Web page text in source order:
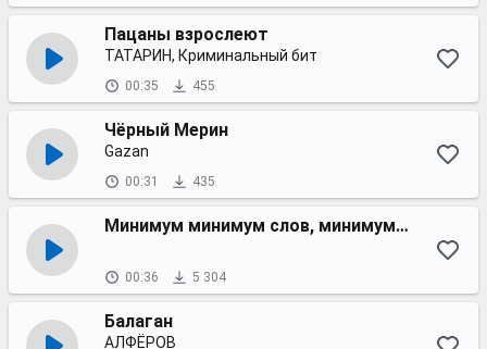
Пацаны взрослеют
ТАТАРИН, Криминальный бит
00:35 455
Чёрный Мерин
Gazan
00:31 435
Минимум минимум слов, минимум минимум стресса
00:36 5 304
Балаган
АЛФЁРОВ